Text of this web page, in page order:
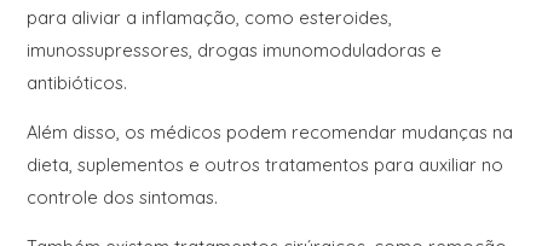
para aliviar a inflamação, como esteroides,
imunossupressores, drogas imunomoduladoras e
antibióticos.
Além disso, os médicos podem recomendar mudanças na
dieta, suplementos e outros tratamentos para auxiliar no
controle dos sintomas.